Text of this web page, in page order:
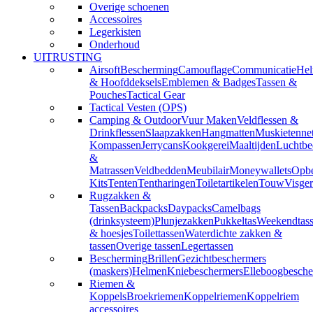
Overige schoenen
Accessoires
Legerkisten
Onderhoud
UITRUSTING
AirsoftBeschermingCamouflageCommunicatie
& HoofddekselsEmblemen & BadgesTassen &
PouchesTactical Gear
Tactical Vesten (OPS)
Camping & OutdoorVuur MakenVeldflessen &
DrinkflessenSlaapzakkenHangmatten
KompassenJerrycansKookgereiMaaltijden
&
MatrassenVeldbeddenMeubilairMoneywallets
KitsTentenTentharingenToiletartikelenTouw
Rugzakken &
TassenBackpacksDaypacksCamelbags
(drinksysteem)PlunjezakkenPukkeltas
& hoesjesToilettassenWaterdichte zakken &
tassenOverige tassenLegertassen
BeschermingBrillenGezichtbeschermers
(maskers)HelmenKniebeschermers
Riemen &
KoppelsBroekriemenKoppelriemenKoppelriem
accessoires